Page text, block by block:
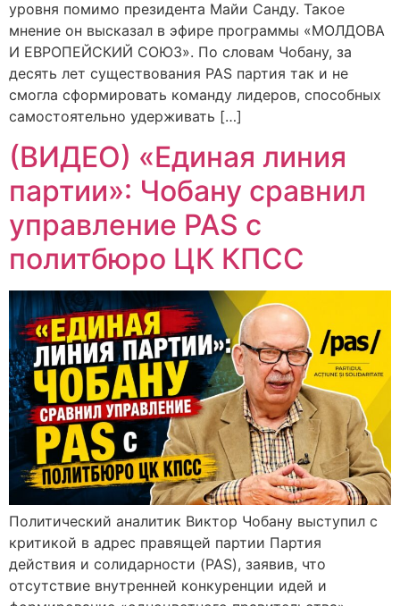
уровня помимо президента Майи Санду. Такое
мнение он высказал в эфире программы «МОЛДОВА
И ЕВРОПЕЙСКИЙ СОЮЗ». По словам Чобану, за
десять лет существования PAS партия так и не
смогла сформировать команду лидеров, способных
самостоятельно удерживать […]
(ВИДЕО) «Единая линия
партии»: Чобану сравнил
управление PAS с
политбюро ЦК КПСС
Политический аналитик Виктор Чобану выступил с
критикой в адрес правящей партии Партия
действия и солидарности (PAS), заявив, что
отсутствие внутренней конкуренции идей и